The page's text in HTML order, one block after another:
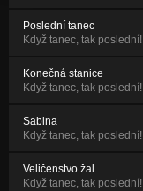
Poslední tanec
Když tanec, tak poslední!
Konečná stanice
Když tanec, tak poslední!
Sabina
Když tanec, tak poslední!
Veličenstvo žal
Když tanec, tak poslední!